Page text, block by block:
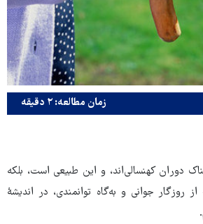
زمان مطالعه: ۲ دقیقه
دوران کهنسالی‌اند، و این طبیعی است، بلکه
روزگار جوانی و به‌گاه توانمندی، در اندیشهٔ